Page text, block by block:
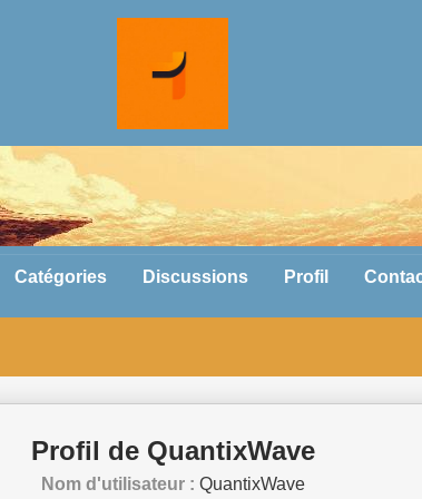
Catégories Discussions Profil
Profil de QuantixWave
Nom d'utilisateur : QuantixWave